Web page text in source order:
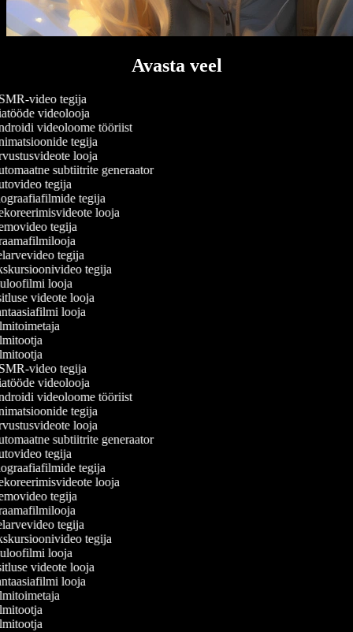
Avasta veel
video tegija
videolooja
videoloome tööriist
tegija
looja
subtiitrite generaator
tegija
tegija
looja
tegija
tegija
tegija
looja
videote looja
looja
video tegija
videolooja
videoloome tööriist
tegija
looja
subtiitrite generaator
tegija
tegija
looja
tegija
tegija
tegija
looja
videote looja
looja